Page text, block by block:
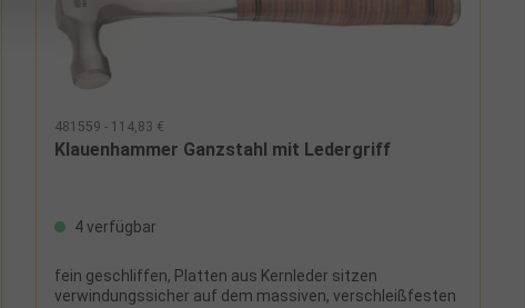
481559 - 114,83 €
Klauenhammer Ganzstahl mit Ledergriff
4 verfügbar
fein geschliffen, Platten aus Kernleder sitzen
verwindungssicher auf dem massiven, verschleißfesten